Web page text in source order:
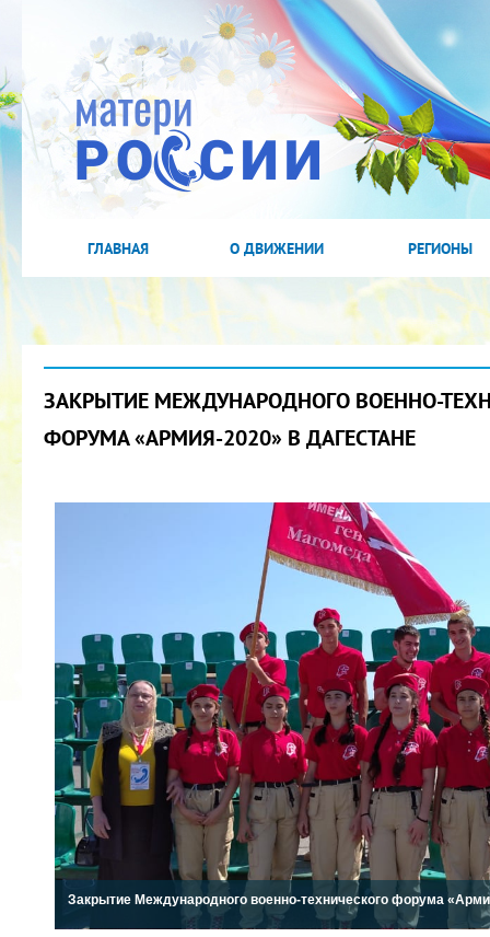
ГЛАВНАЯ О ДВИЖЕНИИ РЕГИОНЫ
ЗАКРЫТИЕ МЕЖДУНАРОДНОГО ВОЕННО-
ФОРУМА «АРМИЯ-2020» В ДАГЕСТАНЕ
Закрытие Международного военно-технического форума
2022 ГОД ПРОВОЗГЛАШЕН ГОДОМ
МАТЕРИ В ЯКУТИИ
19.12.2021